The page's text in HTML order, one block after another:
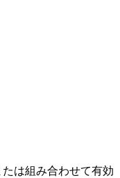
は組み合わせて有効